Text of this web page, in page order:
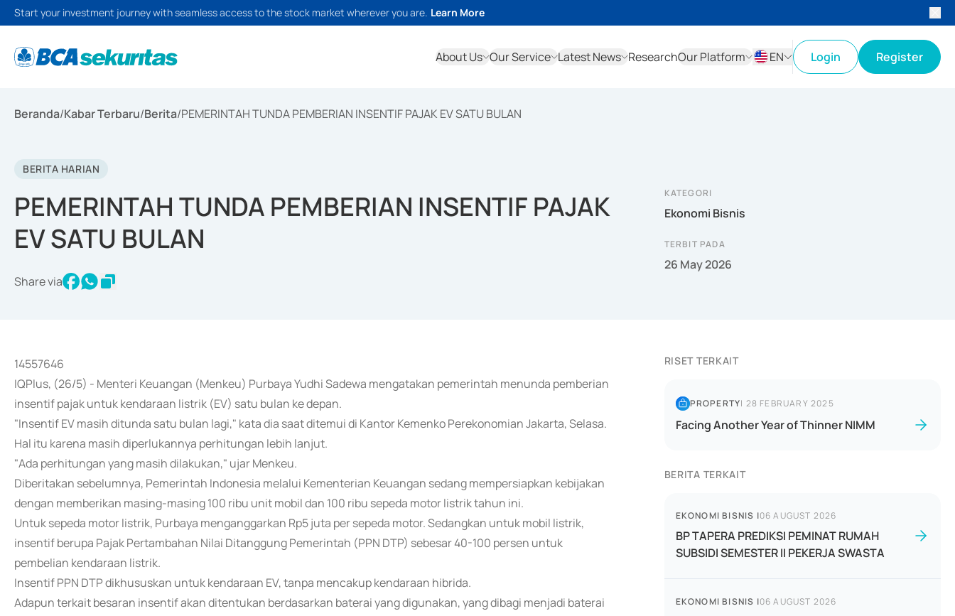
Start your investment journey with seamless access to the stock market wherever you are. Learn More
About Us Our Service Latest News ResearchOur Platform
EN
Login Register
Beranda/Kabar Terbaru/Berita/PEMERINTAH TUNDA PEMBERIAN INSENTIF PAJAK EV SATU BULAN
BERITA HARIAN
PEMERINTAH TUNDA PEMBERIAN INSENTIF PAJAK
EV SATU BULAN
Share via
KATEGORI
Ekonomi Bisnis
TERBIT PADA
26 May 2026
14557646
IQPlus, (26/5) - Menteri Keuangan (Menkeu) Purbaya Yudhi Sadewa mengatakan pemerintah menunda pemberian
insentif pajak untuk kendaraan listrik (EV) satu bulan ke depan.
"Insentif EV masih ditunda satu bulan lagi," kata dia saat ditemui di Kantor Kemenko Perekonomian Jakarta, Selasa.
Hal itu karena masih diperlukannya perhitungan lebih lanjut.
"Ada perhitungan yang masih dilakukan," ujar Menkeu.
Diberitakan sebelumnya, Pemerintah Indonesia melalui Kementerian Keuangan sedang mempersiapkan kebijakan
dengan memberikan masing-masing 100 ribu unit mobil dan 100 ribu sepeda motor listrik tahun ini.
Untuk sepeda motor listrik, Purbaya menganggarkan Rp5 juta per sepeda motor. Sedangkan untuk mobil listrik,
insentif berupa Pajak Pertambahan Nilai Ditanggung Pemerintah (PPN DTP) sebesar 40-100 persen untuk
pembelian kendaraan listrik.
Insentif PPN DTP dikhususkan untuk kendaraan EV, tanpa mencakup kendaraan hibrida.
Adapun terkait besaran insentif akan ditentukan berdasarkan baterai yang digunakan, yang dibagi menjadi baterai
RISET TERKAIT
PROPERTY| 28 FEBRUARY 2025
Facing Another Year of Thinner NIMM
BERITA TERKAIT
EKONOMI BISNIS |06 AUGUST 2026
BP TAPERA PREDIKSI PEMINAT RUMAH
SUBSIDI SEMESTER II PEKERJA SWASTA
EKONOMI BISNIS |06 AUGUST 2026